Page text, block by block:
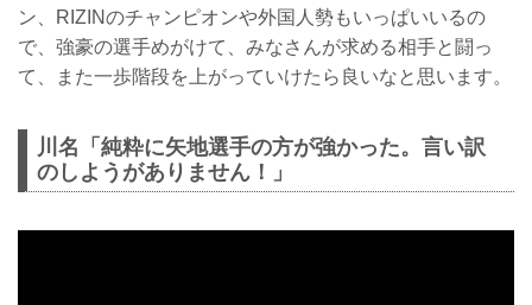
ン、RIZINのチャンピオンや外国人勢もいっぱいいるの
で、強豪の選手めがけて、みなさんが求める相手と闘っ
て、また一歩階段を上がっていけたら良いなと思います。
川名「純粋に矢地選手の方が強かった。言い訳
のしようがありません！」